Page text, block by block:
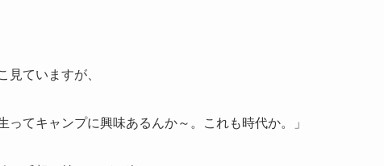
見ていますが、
ってキャンプに興味あるんか～。これも時代か。」